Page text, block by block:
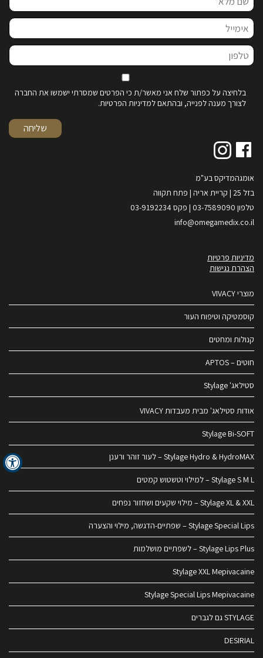
בלחיצה על כפתור שלח אני מאשר/ת כי הפרטים שמסרתי ישמשו את החברה
לצורך מענה לפנייה, ובהתאם למדיניות הפרטיות.
אומגהמדיקס בע"מ
בזל 25 | קריית אריה | פתח תקווה
טלפון 03-7589090 | פקס 03-9192234
info@omegamedix.co.il
מדיניות פרטיות
הצהרת נגישות
מוצרי VIVACY
קוסמטיקה וטיפוח העור
קנולות ומחטים
חוטים – APTOS
סטילאג' Stylage
אודות סטילאג' מבית מעבדות VIVACY
Stylage Bi-SOFT
Stylage Hydro & HydroMAX – לעור זוהר ורענן
Stylage S M L – למילוי וטשטוש קמטים
Stylage XL & XXL – מילוי שקעים ושחזור נפחים
Stylage Special Lips – שפתיים-הדגשה, מילוי והצערה
Stylage Lips Plus – לשפתיים מושלמות
Stylage XXL Mepivacaine
Stylage Special Lips Mepivacaine
STYLAGE גם לגברים
DESIRIAL